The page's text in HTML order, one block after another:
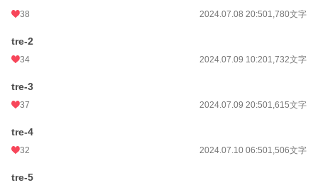
38 2024.07.08 20:501,780文字
tre-2
34 2024.07.09 10:201,732文字
tre-3
37 2024.07.09 20:501,615文字
tre-4
32 2024.07.10 06:501,506文字
tre-5